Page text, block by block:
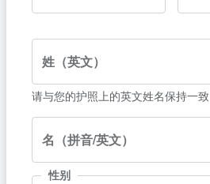
姓（英文）
请与您的护照上的英文姓名保持一致
名（拼音/英文）
性别